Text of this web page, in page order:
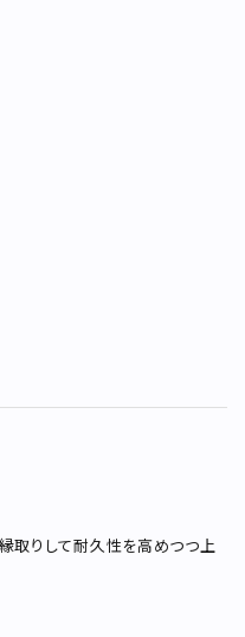
取りして耐久性を高めつつ上